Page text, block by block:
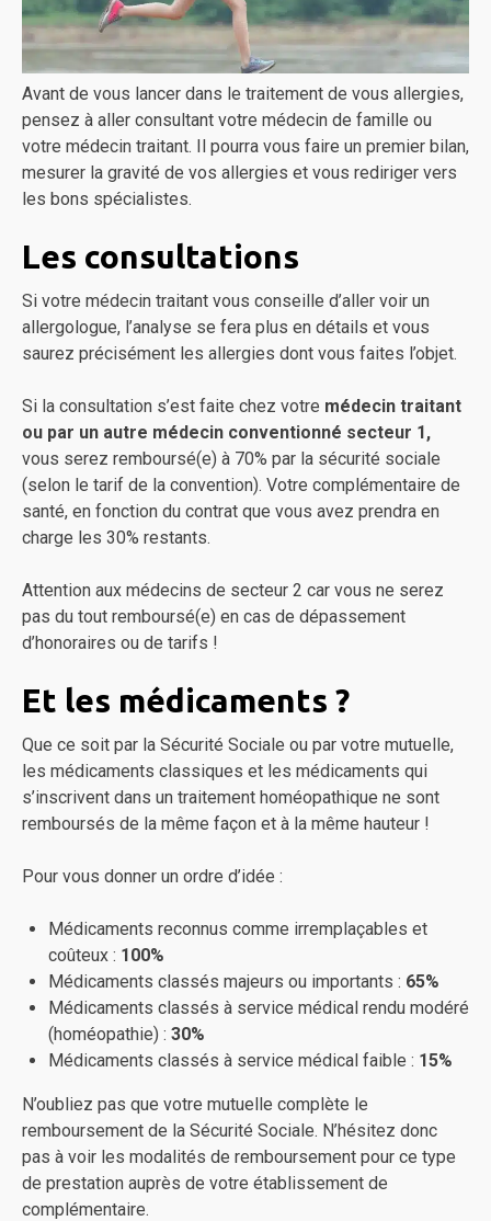
Avant de vous lancer dans le traitement de vous allergies,
pensez à aller consultant votre médecin de famille ou
votre médecin traitant. Il pourra vous faire un premier bilan,
mesurer la gravité de vos allergies et vous rediriger vers
les bons spécialistes.
Les consultations
Si votre médecin traitant vous conseille d’aller voir un
allergologue, l’analyse se fera plus en détails et vous
saurez précisément les allergies dont vous faites l’objet.
Si la consultation s’est faite chez votre médecin traitant
ou par un autre médecin conventionné secteur 1,
vous serez remboursé(e) à 70% par la sécurité sociale
(selon le tarif de la convention). Votre complémentaire de
santé, en fonction du contrat que vous avez prendra en
charge les 30% restants.
Attention aux médecins de secteur 2 car vous ne serez
pas du tout remboursé(e) en cas de dépassement
d’honoraires ou de tarifs !
Et les médicaments ?
Que ce soit par la Sécurité Sociale ou par votre mutuelle,
les médicaments classiques et les médicaments qui
s’inscrivent dans un traitement homéopathique ne sont
remboursés de la même façon et à la même hauteur !
Pour vous donner un ordre d’idée :
Médicaments reconnus comme irremplaçables et
coûteux : 100%
Médicaments classés majeurs ou importants : 65%
Médicaments classés à service médical rendu modéré
(homéopathie) : 30%
Médicaments classés à service médical faible : 15%
N’oubliez pas que votre mutuelle complète le
remboursement de la Sécurité Sociale. N’hésitez donc
pas à voir les modalités de remboursement pour ce type
de prestation auprès de votre établissement de
complémentaire.